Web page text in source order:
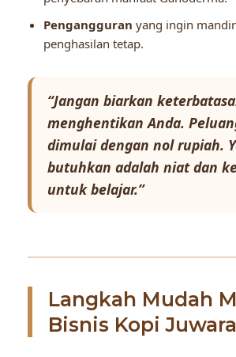
Pengangguran yang ingin
penghasilan tetap.
“Jangan biarkan
menghentikan Anda.
dimulai dengan nol rupiah.
butuhkan adalah niat dan
untuk belajar.”
Langkah Mudah
Bisnis Kopi